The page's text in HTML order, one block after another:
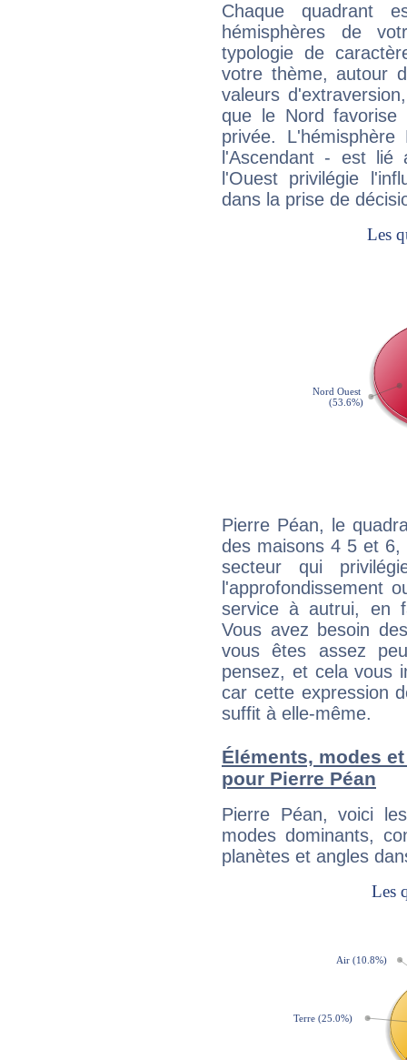
Chaque quadrant
hémisphères de
typologie de
votre thème, autour
valeurs
que le Nord favorise
privée.
l'Ascendant - est
l'Ouest privilégie
dans la prise de
Pierre Péan, le
des maisons 4 5 et
secteur qui
l'approfondissement
service à autrui, en
Vous avez besoin
vous êtes assez
pensez, et cela vous
car cette expression
suffit à elle-même.
Éléments, modes
pour Pierre Péan
Pierre Péan, voici
modes dominants,
planètes et angles